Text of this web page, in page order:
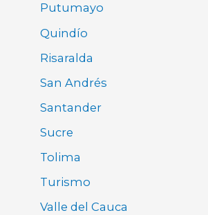
Putumayo
Quindío
Risaralda
San Andrés
Santander
Sucre
Tolima
Turismo
Valle del Cauca